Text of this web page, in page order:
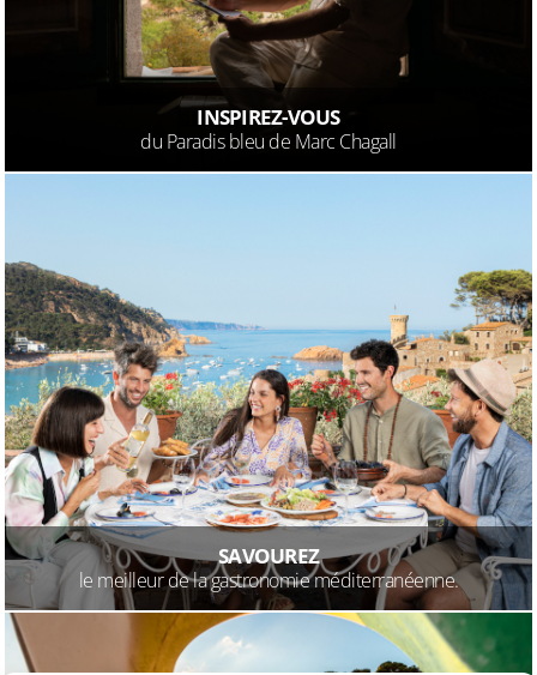
INSPIREZ-VOUS
du Paradis bleu de Marc Chagall
SAVOUREZ
le meilleur de la gastronomie méditerranéenne.